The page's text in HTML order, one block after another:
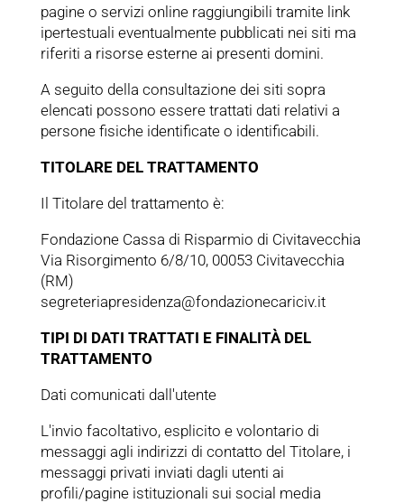
pagine o servizi online raggiungibili tramite link
ipertestuali eventualmente pubblicati nei siti ma
riferiti a risorse esterne ai presenti domini.
A seguito della consultazione dei siti sopra
elencati possono essere trattati dati relativi a
persone fisiche identificate o identificabili.
TITOLARE DEL TRATTAMENTO
Il Titolare del trattamento è:
Fondazione Cassa di Risparmio di Civitavecchia
Via Risorgimento 6/8/10, 00053 Civitavecchia
(RM)
segreteriapresidenza@fondazionecariciv.it
TIPI DI DATI TRATTATI E FINALITÀ DEL
TRATTAMENTO
Dati comunicati dall'utente
L'invio facoltativo, esplicito e volontario di
messaggi agli indirizzi di contatto del Titolare, i
messaggi privati inviati dagli utenti ai
profili/pagine istituzionali sui social media